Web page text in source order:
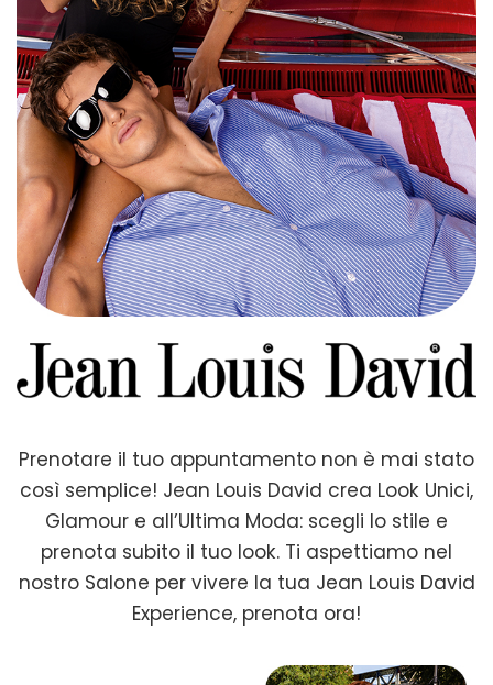
Prenotare il tuo appuntamento non è mai stato
così semplice! Jean Louis David crea Look Unici,
Glamour e all’Ultima Moda: scegli lo stile e
prenota subito il tuo look. Ti aspettiamo nel
nostro Salone per vivere la tua Jean Louis David
Experience, prenota ora!